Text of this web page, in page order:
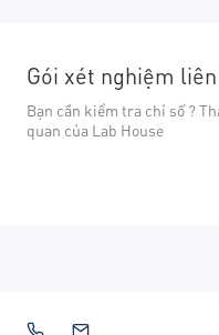
Gói xét nghiệm
Bạn cần kiểm tra chỉ số ?
quan của Lab House